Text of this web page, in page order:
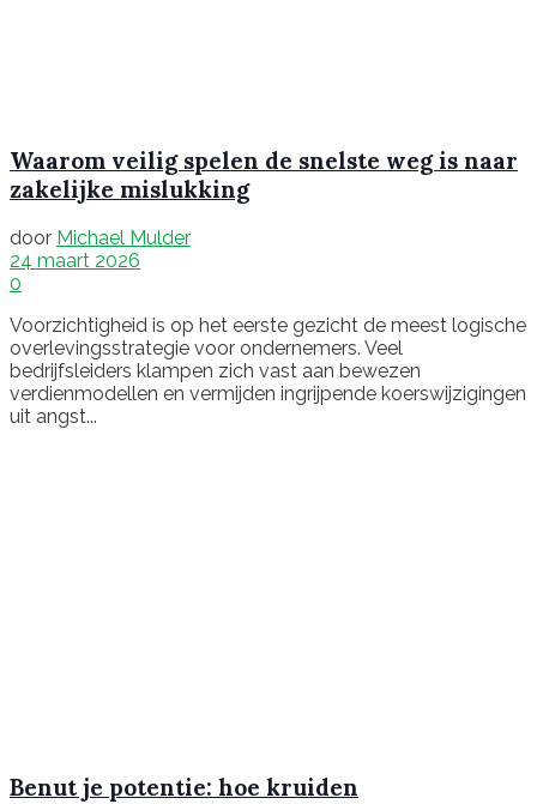
Waarom veilig spelen de snelste weg is naar
zakelijke mislukking
door Michael Mulder
24 maart 2026
0
Voorzichtigheid is op het eerste gezicht de meest logische
overlevingsstrategie voor ondernemers. Veel
bedrijfsleiders klampen zich vast aan bewezen
verdienmodellen en vermijden ingrijpende koerswijzigingen
uit angst...
Benut je potentie: hoe kruiden